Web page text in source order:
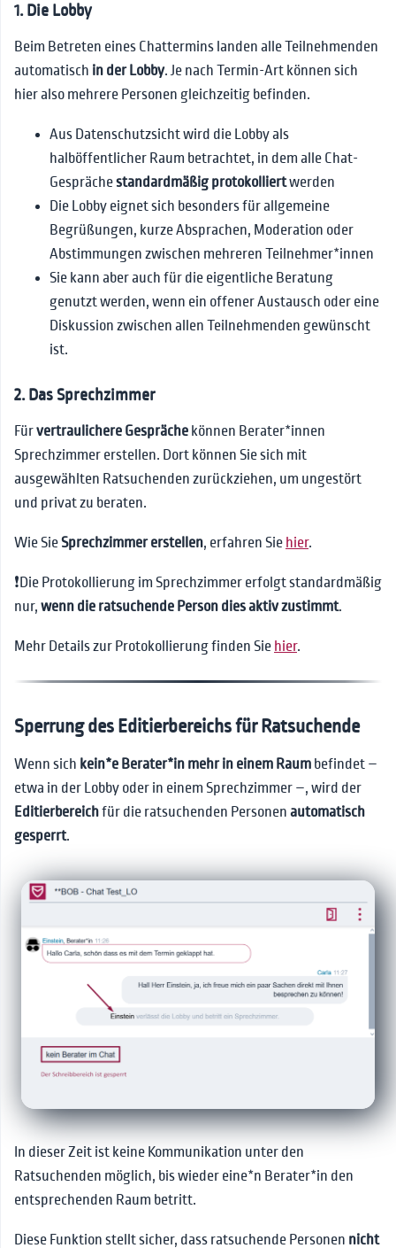
1. Die Lobby
Beim Betreten eines Chattermins landen alle Teilnehmenden
automatisch in der Lobby. Je nach Termin-Art können sich
hier also mehrere Personen gleichzeitig befinden.
Aus Datenschutzsicht wird die Lobby als
halböffentlicher Raum betrachtet, in dem alle Chat-
Gesprächestandardmäßig protokolliertwerden
Die Lobby eignet sich besonders für allgemeine
Begrüßungen, kurze Absprachen, Moderation oder
Abstimmungen zwischen mehreren Teilnehmer*innen
Sie kann aber auch für die eigentliche Beratung
genutzt werden, wenn ein offener Austausch oder eine
Diskussion zwischen allen Teilnehmenden gewünscht
ist.
2. Das Sprechzimmer
Fürvertraulichere Gespräche können Berater*innen
Sprechzimmer erstellen. Dort können Sie sich mit
ausgewählten Ratsuchenden zurückziehen, um ungestört
und privat zu beraten.
Wie SieSprechzimmer erstellen, erfahren Sie hier.
❗Die Protokollierung im Sprechzimmer erfolgt standardmäßig
nur, wenn die ratsuchende Person dies aktiv zustimmt.
Mehr Details zur Protokollierung finden Sie hier.
Sperrung des Editierbereichs für Ratsuchende
Wenn sich kein*e Berater*in mehr in einem Raum befindet –
etwa in der Lobby oder in einem Sprechzimmer –, wird der
Editierbereichfür die ratsuchenden Personen automatisch
gesperrt.
In dieser Zeit ist keine Kommunikation unter den
Ratsuchenden möglich, bis wieder eine*n Berater*in den
entsprechenden Raum betritt.
Diese Funktion stellt sicher, dass ratsuchende Personen nicht